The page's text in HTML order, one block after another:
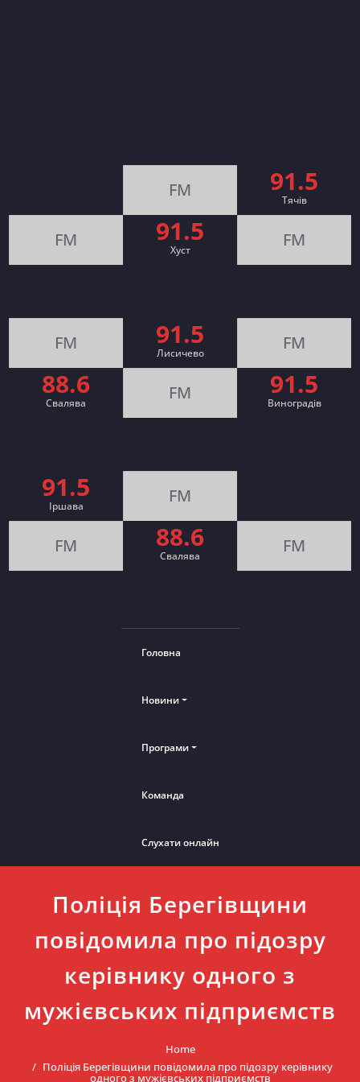
FM 91.5
Тячів
FM 91.5
Хуст FM
FM 91.5
Лисичево FM
88.6
Свалява FM 91.5
Виноградів
91.5
Іршава FM
FM 88.6
Cвалява FM
Головна
Новини
Програми
Команда
Слухати онлайн
Поліція Берегівщини
повідомила про підозру
керівнику одного з
мужієвських підприємств
Home
Поліція Берегівщини повідомила про підозру керівнику
одного з мужієвських підприємств